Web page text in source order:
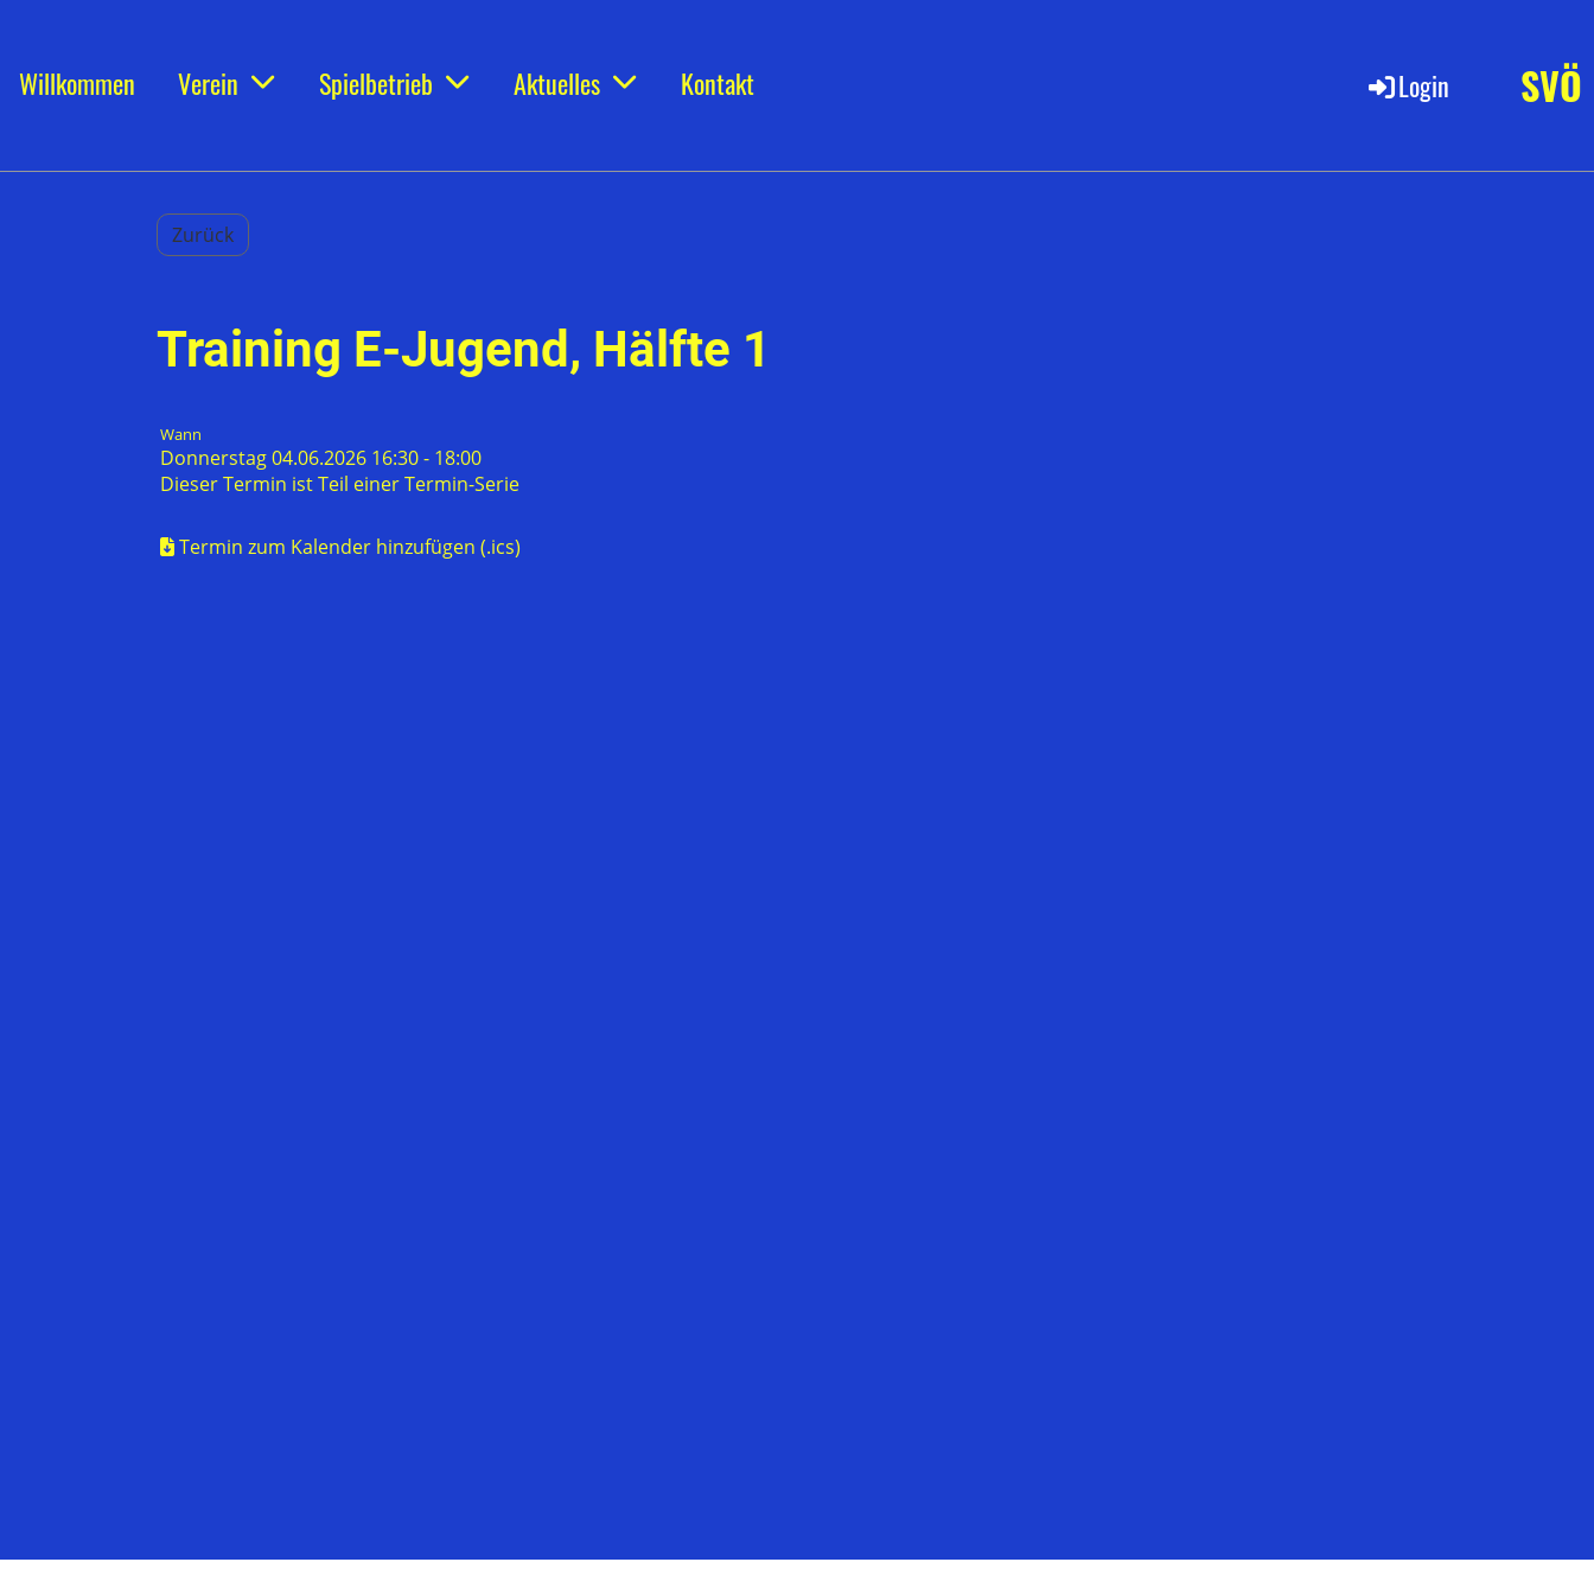
Willkommen Verein Spielbetrieb Aktuelles Kontakt Login SVÖ
Zurück
Training E-Jugend, Hälfte 1
Wann
Donnerstag 04.06.2026 16:30 - 18:00
Dieser Termin ist Teil einerTermin-Serie
Termin zum Kalender hinzufügen (.ics)